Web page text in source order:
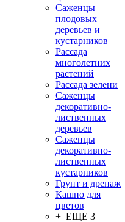
Саженцы
плодовых
деревьев и
кустарников
Рассада
многолетних
растений
Рассада зелени
Саженцы
декоративно-
лиственных
деревьев
Саженцы
декоративно-
лиственных
кустарников
Грунт и дренаж
Кашпо для
цветов
+ ЕЩЕ 3